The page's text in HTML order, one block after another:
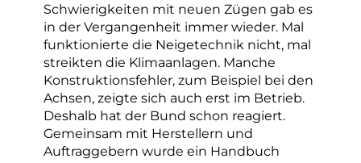
Schwierigkeiten mit neuen Zügen gab es
in der Vergangenheit immer wieder. Mal
funktionierte die Neigetechnik nicht, mal
streikten die Klimaanlagen. Manche
Konstruktionsfehler, zum Beispiel bei den
Achsen, zeigte sich auch erst im Betrieb.
Deshalb hat der Bund schon reagiert.
Gemeinsam mit Herstellern und
Auftraggebern wurde ein Handbuch